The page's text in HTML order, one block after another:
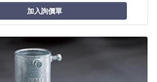
加入詢價單